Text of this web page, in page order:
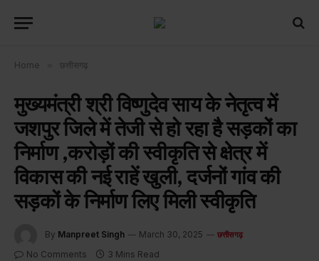
Home छत्तीसगढ़
मुख्यमंत्री श्री विष्णुदेव साय के नेतृत्व में
जशपुर जिले में तेजी से हो रहा है सड़कों का
निर्माण ,करोड़ों की स्वीकृति से क्षेत्र में
विकास की नई राहें खुली, दर्जनों गांव की
सड़कों के निर्माण लिए मिली स्वीकृति
By Manpreet Singh March 30, 2025 छत्तीसगढ़
No Comments 3 Mins Read